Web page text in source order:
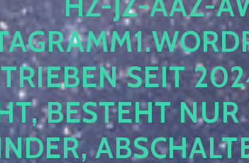
SEIT 2024
BESTEHT NUR